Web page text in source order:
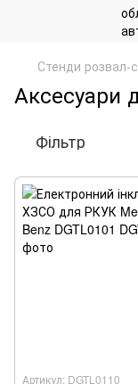
Стенди розвал-
Аксесуари
Фільтр
Артикул: DGTL0110